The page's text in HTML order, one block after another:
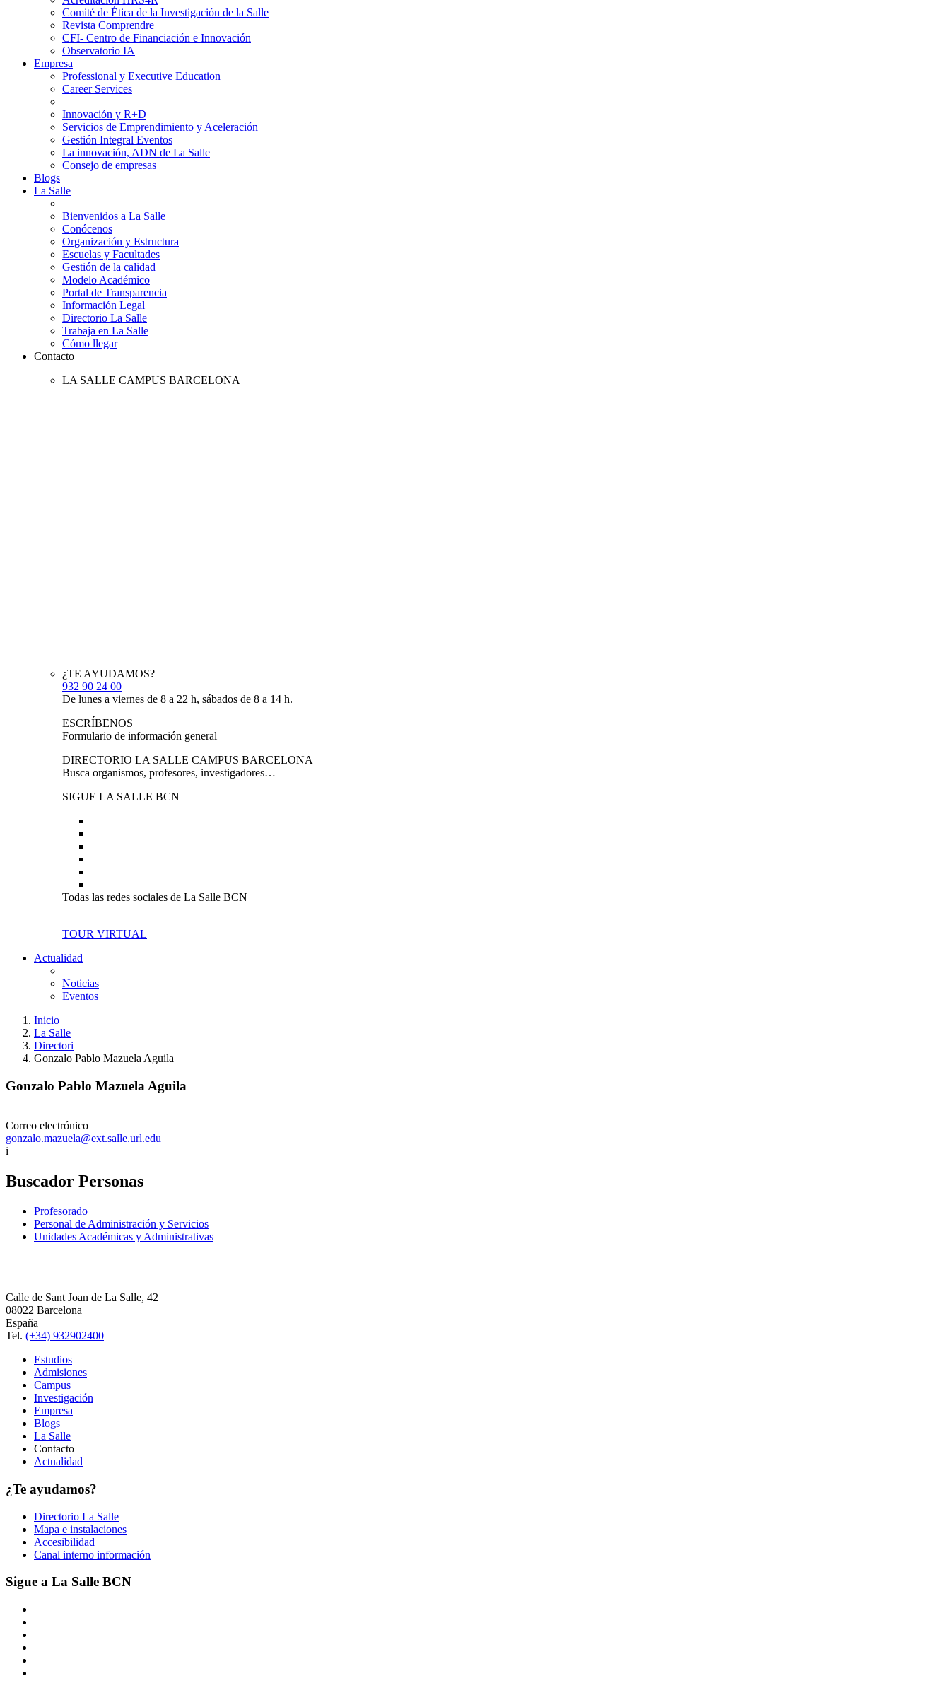
Comité de Ética de la Investigación de la Salle
Revista Comprendre
CFI- Centro de Financiación e Innovación
Observatorio IA
Empresa
Professional y Executive Education
Career Services
Innovación y R+D
Servicios de Emprendimiento y Aceleración
Gestión Integral Eventos
La innovación, ADN de La Salle
Consejo de empresas
Blogs
La Salle
Bienvenidos a La Salle
Conócenos
Organización y Estructura
Escuelas y Facultades
Gestión de la calidad
Modelo Académico
Portal de Transparencia
Información Legal
Directorio La Salle
Trabaja en La Salle
Cómo llegar
Contacto
LA SALLE CAMPUS BARCELONA
¿TE AYUDAMOS?
932 90 24 00
De lunes a viernes de 8 a 22 h, sábados de 8 a 14 h.
ESCRÍBENOS
Formulario de información general
DIRECTORIO LA SALLE CAMPUS BARCELONA
Busca organismos, profesores, investigadores…
SIGUE LA SALLE BCN
Todas las redes sociales de La Salle BCN
TOUR VIRTUAL
Actualidad
Noticias
Eventos
Inicio
La Salle
Directori
Gonzalo Pablo Mazuela Aguila
Gonzalo Pablo Mazuela Aguila
Correo electrónico
gonzalo.mazuela@ext.salle.url.edu
i
Buscador Personas
Profesorado
Personal de Administración y Servicios
Unidades Académicas y Administrativas
Calle de Sant Joan de La Salle, 42
08022 Barcelona
España
Tel. (+34) 932902400
Estudios
Admisiones
Campus
Investigación
Empresa
Blogs
La Salle
Contacto
Actualidad
¿Te ayudamos?
Directorio La Salle
Mapa e instalaciones
Accesibilidad
Canal interno información
Sigue a La Salle BCN